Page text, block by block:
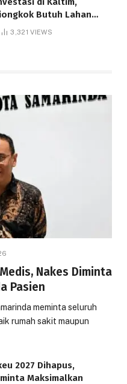
Butuh Lahan
3,321VIEWS
Nakes Diminta
Pasien
meminta seluruh
rumah sakit maupun
2027 Dihapus,
Maksimalkan